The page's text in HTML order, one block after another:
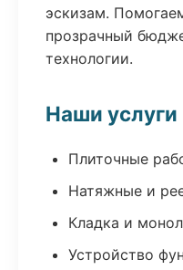
эскизам.
прозрачный
технологии.
Наши услуги
Плиточные
Натяжные и
Кладка и
Устройство